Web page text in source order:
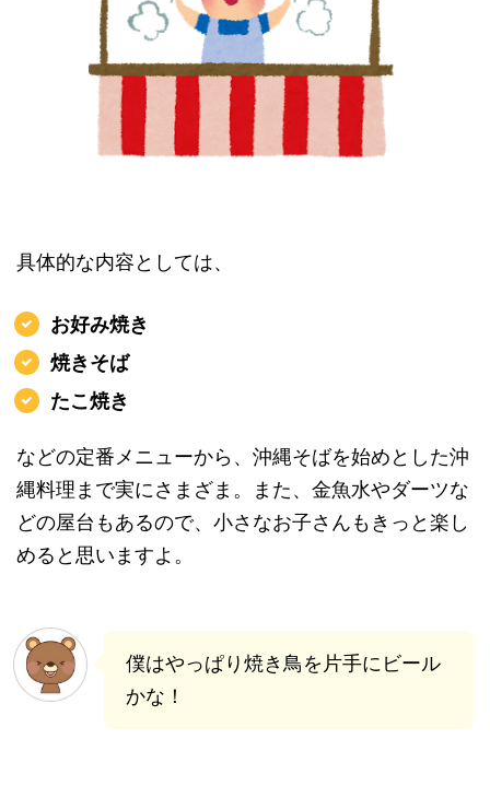
具体的な内容としては、
お好み焼き
焼きそば
たこ焼き
などの定番メニューから、沖縄そばを始めとした沖
縄料理まで実にさまざま。また、金魚水やダーツな
どの屋台もあるので、小さなお子さんもきっと楽し
めると思いますよ。
僕はやっぱり焼き鳥を片手にビール
かな！